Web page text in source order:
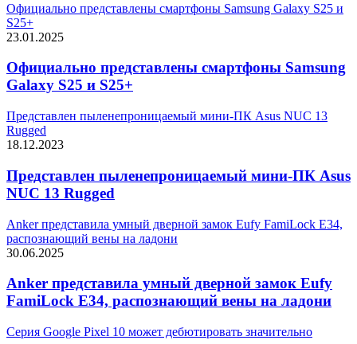
Официально представлены смартфоны Samsung Galaxy S25 и
S25+
23.01.2025
Официально представлены смартфоны Samsung
Galaxy S25 и S25+
Представлен пыленепроницаемый мини-ПК Asus NUC 13
Rugged
18.12.2023
Представлен пыленепроницаемый мини-ПК Asus
NUC 13 Rugged
Anker представила умный дверной замок Eufy FamiLock E34,
распознающий вены на ладони
30.06.2025
Anker представила умный дверной замок Eufy
FamiLock E34, распознающий вены на ладони
Серия Google Pixel 10 может дебютировать значительно